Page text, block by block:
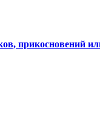
прикосновений